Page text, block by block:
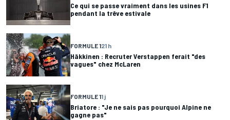
Ce qui se passe vraiment dans les usines F1
pendant la trêve estivale
FORMULE 121 h
Häkkinen : Recruter Verstappen ferait "des
vagues" chez McLaren
FORMULE 11 j
Briatore : "Je ne sais pas pourquoi Alpine ne
gagne pas"